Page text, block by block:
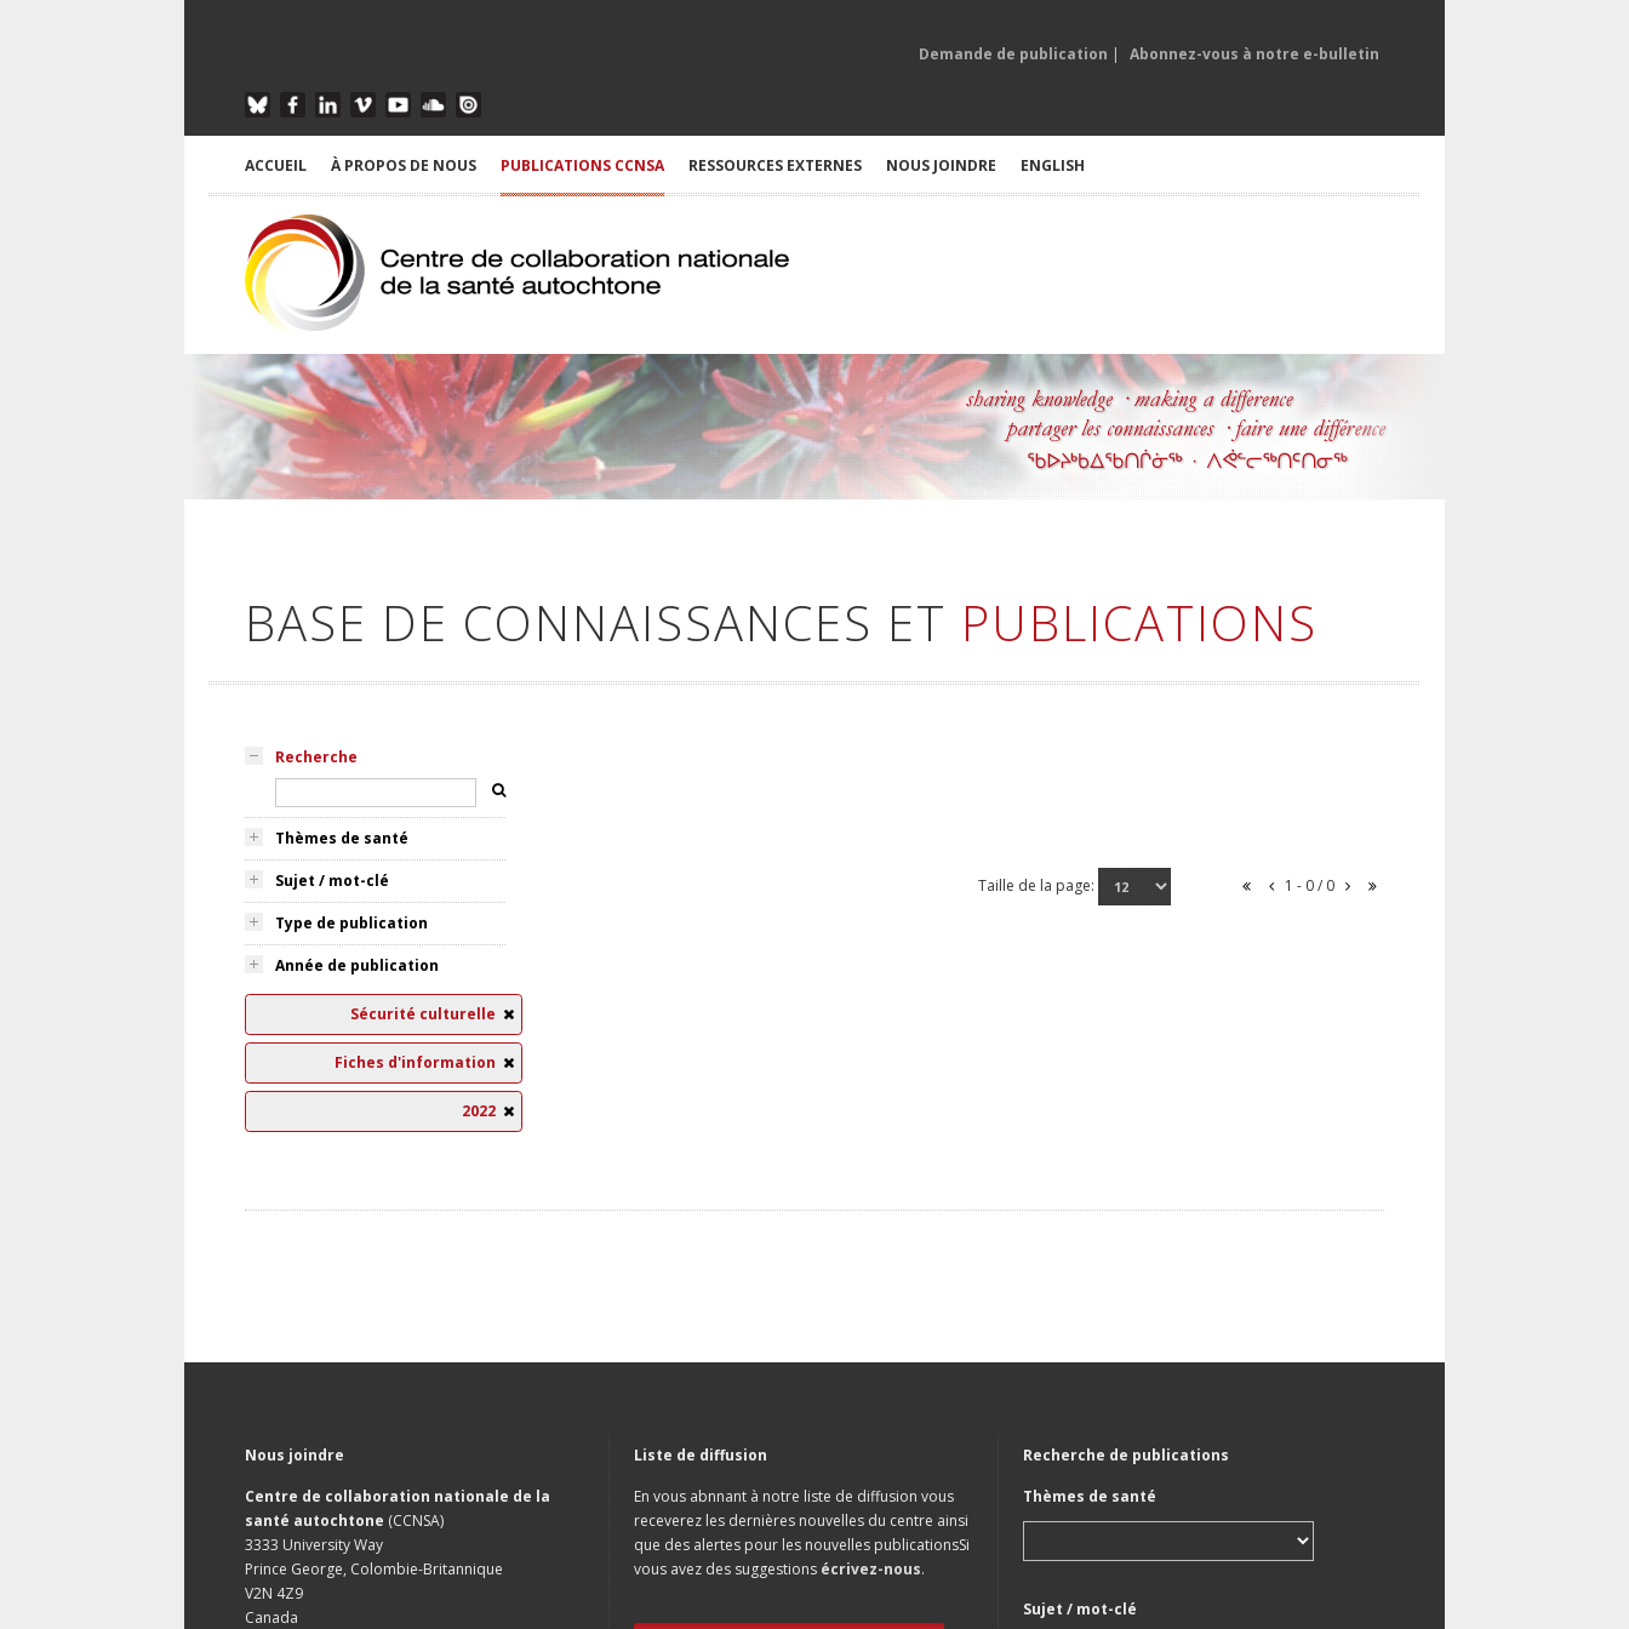
Demande de publication | Abonnez-vous à notre e-bulletin
ACCUEIL À PROPOS DE NOUS PUBLICATIONS CCNSA RESSOURCES EXTERNES NOUS JOINDRE ENGLISH
BASE DE CONNAISSANCES ET PUBLICATIONS
Recherche
Thèmes de santé
Sujet / mot-clé
Type de publication
Année de publication
Sécurité culturelle
Fiches d'information
2022
Taille de la page: 1 - 0 / 0
Nous joindre
Centre de collaboration nationale de la
santé autochtone (CCNSA)
3333 University Way
Prince George, Colombie-Britannique
V2N 4Z9
Canada
Liste de diffusion
En vous abnnant à notre liste de diffusion vous
receverez les dernières nouvelles du centre ainsi
que des alertes pour les nouvelles publicationsSi
vous avez des suggestions écrivez-nous.
Recherche de publications
Thèmes de santé
Sujet / mot-clé